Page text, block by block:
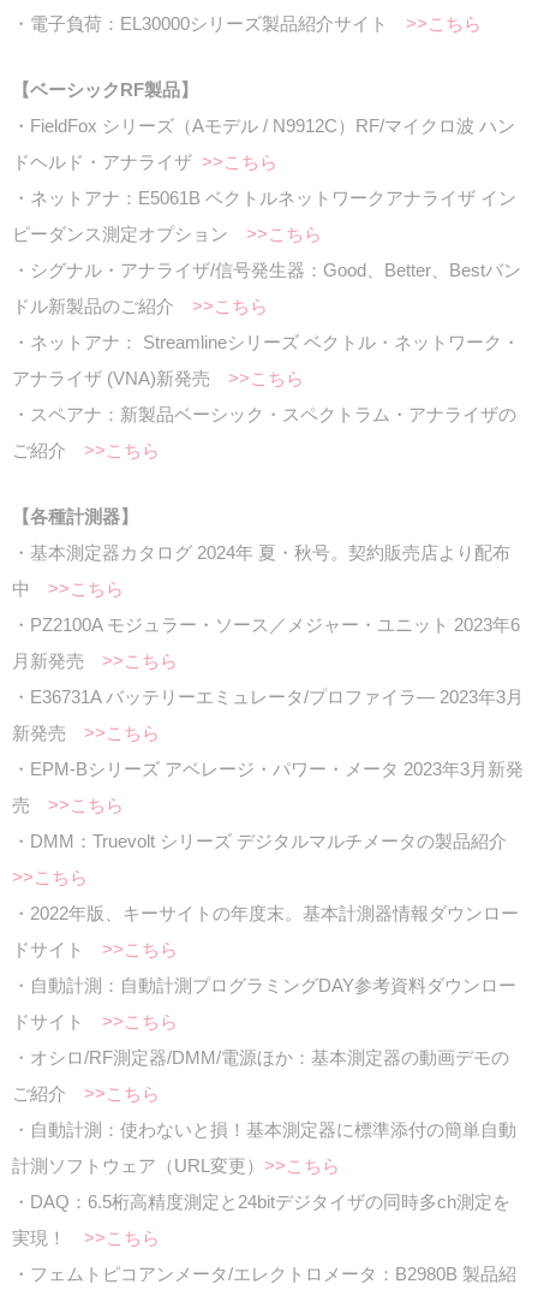
・電子負荷：EL30000シリーズ製品紹介サイト >>こちら
【ベーシックRF製品】
・FieldFox シリーズ（Aモデル / N9912C）RF/マイクロ波 ハン
ドヘルド・アナライザ >>こちら
・ネットアナ：E5061B ベクトルネットワークアナライザ イン
ピーダンス測定オプション >>こちら
・シグナル・アナライザ/信号発生器：Good、Better、Bestバン
ドル新製品のご紹介 >>こちら
・ネットアナ： Streamlineシリーズ ベクトル・ネットワーク・
アナライザ (VNA)新発売 >>こちら
・スペアナ：新製品ベーシック・スペクトラム・アナライザの
ご紹介 >>こちら
【各種計測器】
・基本測定器カタログ 2024年 夏・秋号。契約販売店より配布
中 >>こちら
・PZ2100A モジュラー・ソース／メジャー・ユニット 2023年6
月新発売 >>こちら
・E36731A バッテリーエミュレータ/プロファイラ― 2023年3月
新発売 >>こちら
・EPM-Bシリーズ アベレージ・パワー・メータ 2023年3月新発
売 >>こちら
・DMM：Truevolt シリーズ デジタルマルチメータの製品紹介
>>こちら
・2022年版、キーサイトの年度末。基本計測器情報ダウンロー
ドサイト >>こちら
・自動計測：自動計測プログラミングDAY参考資料ダウンロー
ドサイト >>こちら
・オシロ/RF測定器/DMM/電源ほか：基本測定器の動画デモの
ご紹介 >>こちら
・自動計測：使わないと損！基本測定器に標準添付の簡単自動
計測ソフトウェア（URL変更） >>こちら
・DAQ：6.5桁高精度測定と24bitデジタイザの同時多ch測定を
実現！ >>こちら
・フェムトピコアンメータ/エレクトロメータ：B2980B 製品紹